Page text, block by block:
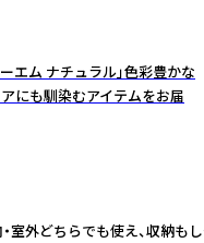
エム ナチュラル」色彩豊かな
アにも馴染むアイテムをお届
ちらでも使え、